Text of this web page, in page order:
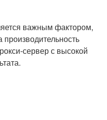
важным фактором,
производительность
сервер с высокой